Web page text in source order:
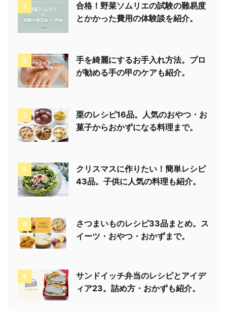
1
合格！野菜ソムリエの試験の難易度
とかかった費用の体験談を紹介。
2
手を綺麗にするお手入れ方法。プロ
が勧める手の甲のケアも紹介。
3
栗のレシピ16品。人気のおやつ・お
菓子からおかずになる料理まで。
4
クリスマスに作りたい！簡単レシピ
43品。子供に人気の料理も紹介。
5
さつまいものレシピ33品まとめ。ス
イーツ・おやつ・おかずまで。
6
サンドイッチ弁当のレシピとアイデ
ィア23。詰め方・おかずも紹介。